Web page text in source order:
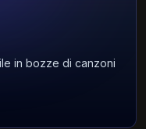
in bozze di canzoni